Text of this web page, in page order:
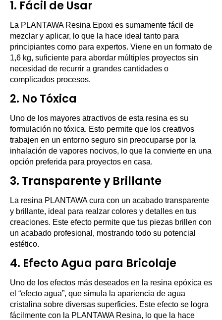
1. Fácil de Usar
La PLANTAWA Resina Epoxi es sumamente fácil de
mezclar y aplicar, lo que la hace ideal tanto para
principiantes como para expertos. Viene en un formato de
1,6 kg, suficiente para abordar múltiples proyectos sin
necesidad de recurrir a grandes cantidades o
complicados procesos.
2. No Tóxica
Uno de los mayores atractivos de esta resina es su
formulación no tóxica. Esto permite que los creativos
trabajen en un entorno seguro sin preocuparse por la
inhalación de vapores nocivos, lo que la convierte en una
opción preferida para proyectos en casa.
3. Transparente y Brillante
La resina PLANTAWA cura con un acabado transparente
y brillante, ideal para realzar colores y detalles en tus
creaciones. Este efecto permite que tus piezas brillen con
un acabado profesional, mostrando todo su potencial
estético.
4. Efecto Agua para Bricolaje
Uno de los efectos más deseados en la resina epóxica es
el “efecto agua”, que simula la apariencia de agua
cristalina sobre diversas superficies. Este efecto se logra
fácilmente con la PLANTAWA Resina, lo que la hace